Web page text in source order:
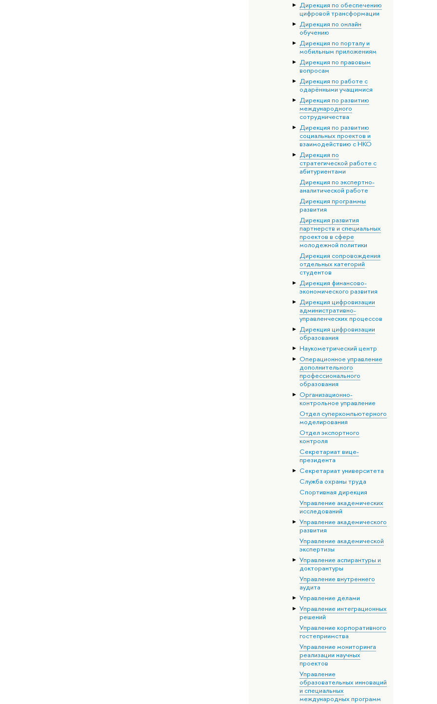
Дирекция по обеспечению
цифровой трансформации
Дирекция по онлайн
обучению
Дирекция по порталу и
мобильным приложениям
Дирекция по правовым
вопросам
Дирекция по работе с
одарёнными учащимися
Дирекция по развитию
международного
сотрудничества
Дирекция по развитию
социальных проектов и
взаимодействию с НКО
Дирекция по
стратегической работе с
абитуриентами
Дирекция по экспертно-
аналитической работе
Дирекция программы
развития
Дирекция развития
партнерств и специальных
проектов в сфере
молодежной политики
Дирекция сопровождения
отдельных категорий
студентов
Дирекция финансово-
экономического развития
Дирекция цифровизации
административно-
управленческих процессов
Дирекция цифровизации
образования
Наукометрический центр
Операционное управление
дополнительного
профессионального
образования
Организационно-
контрольное управление
Отдел суперкомпьютерного
моделирования
Отдел экспортного
контроля
Секретариат вице-
президента
Секретариат университета
Служба охраны труда
Спортивная дирекция
Управление академических
исследований
Управление академического
развития
Управление академической
экспертизы
Управление аспирантуры и
докторантуры
Управление внутреннего
аудита
Управление делами
Управление интеграционных
решений
Управление корпоративного
гостеприимства
Управление мониторинга
реализации научных
проектов
Управление
образовательных инноваций
и специальных
международных программ